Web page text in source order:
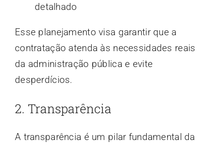
detalhado
Esse planejamento visa garantir que a
contratação atenda às necessidades reais
da administração pública e evite
desperdícios.
2. Transparência
A transparência é um pilar fundamental da